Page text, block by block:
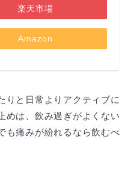
楽天市場
Amazon
りと日常よりアクティブに
めは、飲み過ぎがよくない
も痛みが紛れるなら飲むべ